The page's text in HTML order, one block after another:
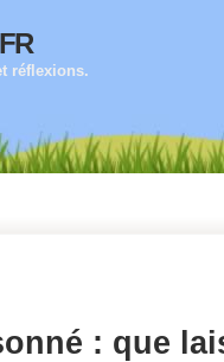
réflexions.
: que